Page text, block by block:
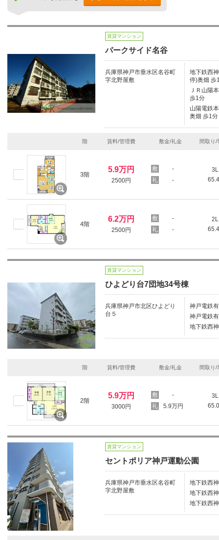
賃貸マンション
パークサイド名谷
兵庫県神戸市垂水区名谷町
字北野屋敷
地下鉄西
停)奥畑 歩
ＪＲ山陽
歩1分
山陽電鉄
奥畑 歩1分
階 賃料/管理費 敷金/礼金 間取り/
3階
5.9万円
2500円
-
-
4階
6.2万円
2500円
-
-
賃貸マンション
ひよどり台7団地34号棟
兵庫県神戸市北区ひよどり
台５
神戸電鉄
神戸電鉄
地下鉄西
階 賃料/管理費 敷金/礼金 間取り/
2階
5.9万円
3000円
-
5.9万円
賃貸マンション
セントポリア神戸運動公園
兵庫県神戸市垂水区名谷町
字北野屋敷
地下鉄西
地下鉄西
地下鉄西